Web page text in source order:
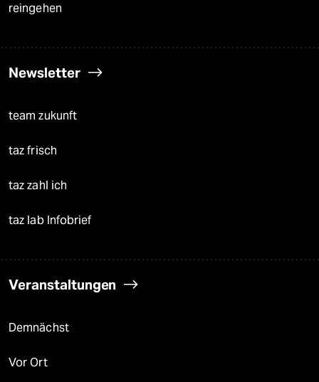
reingehen
Newsletter
team zukunft
taz frisch
taz zahl ich
taz lab Infobrief
Veranstaltungen
Demnächst
Vor Ort